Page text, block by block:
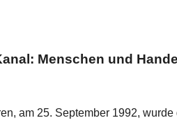
Menschen und
am 25. September 1992,